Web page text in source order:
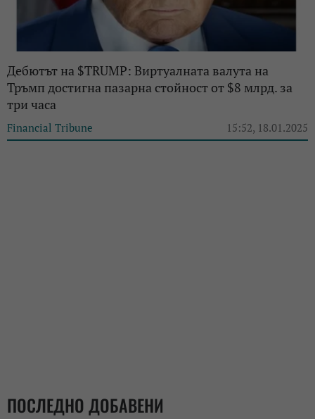
Дебютът на $TRUMP: Виртуалната валута на
Тръмп достигна пазарна стойност от $8 млрд. за
три часа
Financial Tribune 15:52, 18.01.2025
ПОСЛЕДНО ДОБАВЕНИ